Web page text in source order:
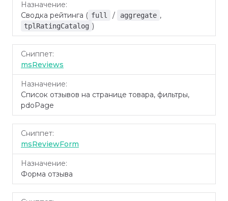
Сводка рейтинга ( full / aggregate ,
tplRatingCatalog )
msReviews
Список отзывов на странице товара, фильтры,
pdoPage
msReviewForm
Форма отзыва